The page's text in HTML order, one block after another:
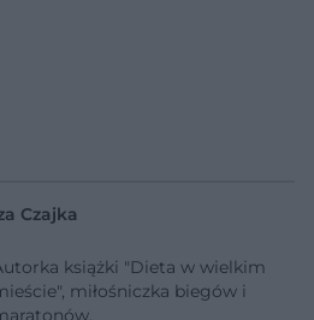
Czajka
książki "Dieta w wielkim
miłośniczka biegów i